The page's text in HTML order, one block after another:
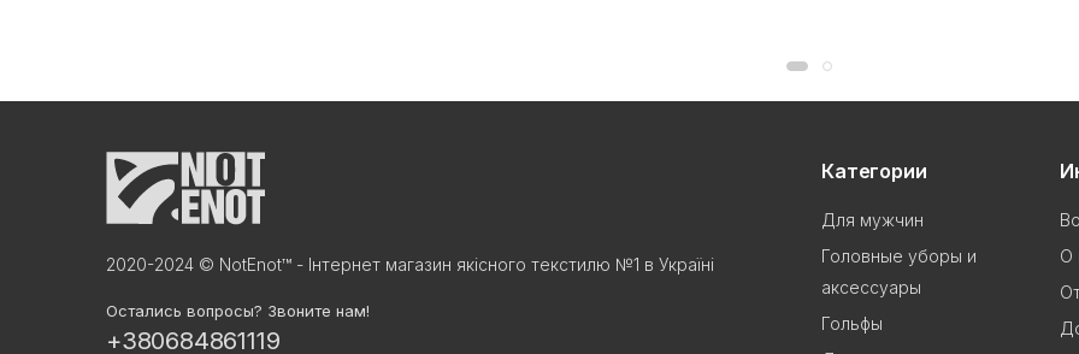
2020-2024 © NotEnot™ - Інтернет магазин якісного текстилю №1 в Україні
Остались вопросы? Звоните нам!
+380684861119
Категории
Для мужчин
Головные уборы и
аксессуары
Гольфы
О